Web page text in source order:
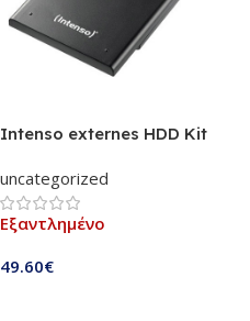
Intenso externes HDD Kit
(6020530)
uncategorized
Εξαντλημένο
49.60€